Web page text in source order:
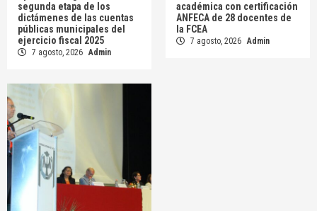
segunda etapa de los
dictámenes de las cuentas
públicas municipales del
ejercicio fiscal 2025
7 agosto, 2026 Admin
académica con certificación
ANFECA de 28 docentes de
la FCEA
7 agosto, 2026 Admin